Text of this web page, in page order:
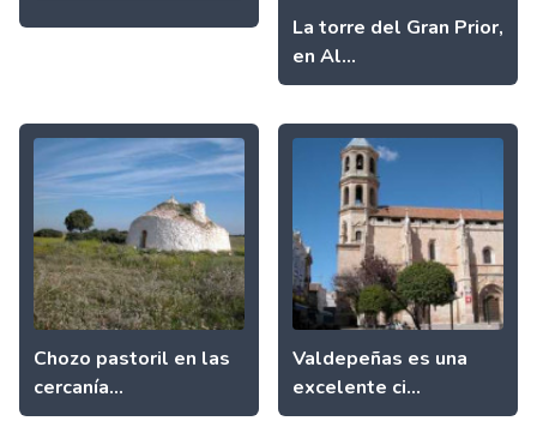
La torre del Gran Prior,
en Al...
Chozo pastoril en las
cercanía...
Valdepeñas es una
excelente ci...